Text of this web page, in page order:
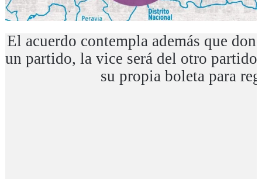
El acuerdo contempla además que
un partido, la vice será del otro
su propia boleta para